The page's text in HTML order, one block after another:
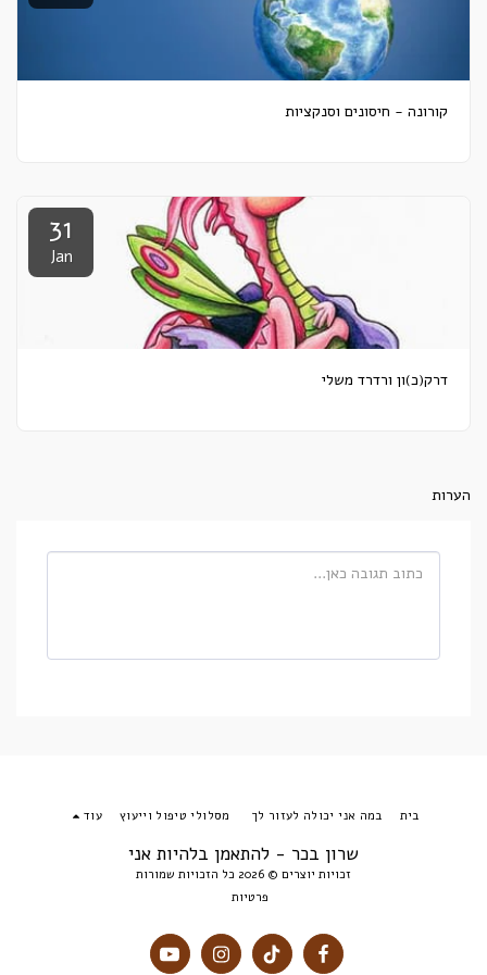
קורונה - חיסונים וסנקציות
31
Jan
דרק(כ)ון ורדרד משלי
הערות
שרון בכר - להתאמן בלהיות אני
זכויות יוצרים © 2026 כל הזכויות שמורות
פרטיות
בית במה אני יכולה לעזור לך מסלולי טיפול וייעוץ עוד